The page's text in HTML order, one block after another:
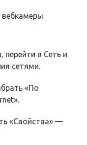
вебкамеры
перейти в Сеть и
сетями.
«По
«Свойства» —